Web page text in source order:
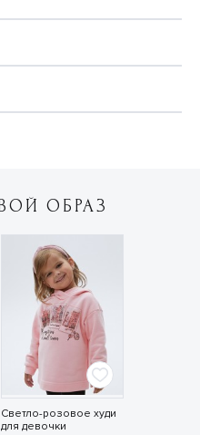
ОБРАЗ
Светло-розовое худи
для девочки